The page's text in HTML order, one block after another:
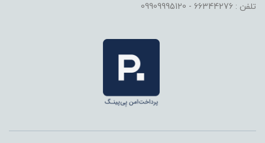
تلفن : 66344276 - 09909995120